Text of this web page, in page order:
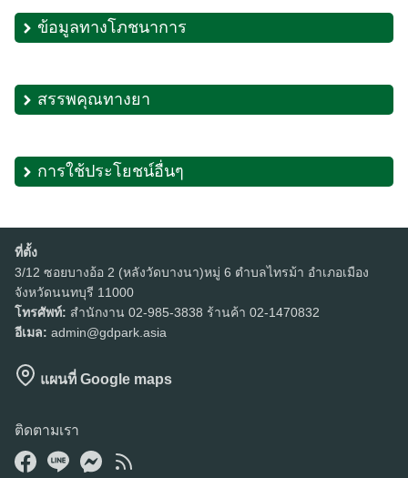
Search
ข้อมูลทางโภชนาการ
สรรพคุณทางยา
การใช้ประโยชน์อื่นๆ
ที่ตั้ง
3/12 ซอยบางอ้อ 2 (หลังวัดบางนา)หมู่ 6 ตำบลไทรม้า อำเภอเมือง
จังหวัดนนทบุรี 11000
โทรศัพท์: สำนักงาน 02-985-3838 ร้านค้า 02-1470832
อีเมล: admin@gdpark.asia
แผนที่ Google maps
ติดตามเรา